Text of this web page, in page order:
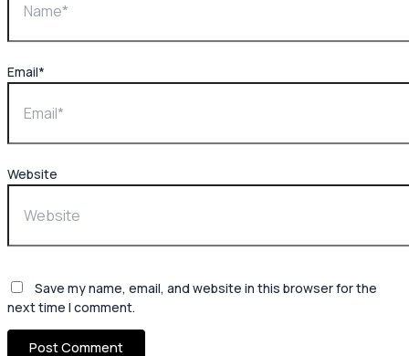
Email*
Website
Save my name, email, and website in this browser for the
next time I comment.